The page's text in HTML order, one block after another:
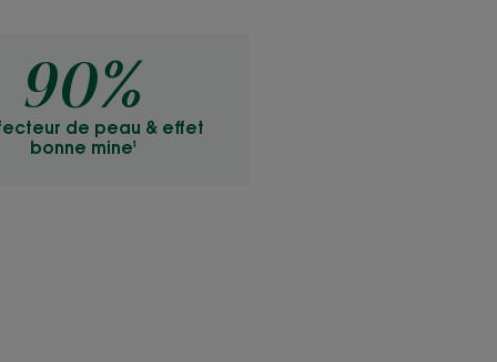
90%
de peau & effet
bonne mine¹